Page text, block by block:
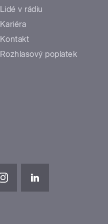
Lidé v rádiu
Kariéra
Kontakt
Rozhlasový poplatek